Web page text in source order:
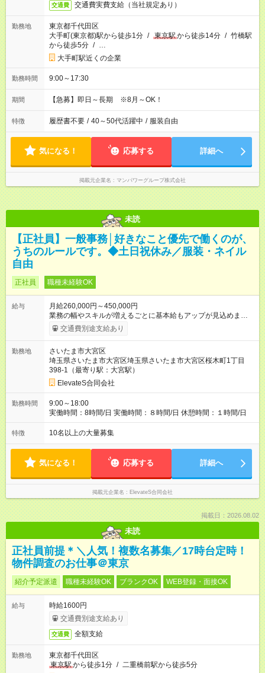
交通費 交通費実費支給（当社規定あり）
勤務地
東京都千代田区
大手町(東京都)駅から徒歩1分 / 東京駅から徒歩14分 / 竹橋駅
から徒歩5分 / …
大手町駅近くの企業
勤務時間 9:00～17:30
期間 【急募】即日～長期 ※8月～OK！
特徴 履歴書不要 / 40～50代活躍中 / 服装自由
気になる！ 応募する 詳細へ
掲載元企業名 マンパワーグループ株式会社
未読
【正社員】一般事務│好きなこと優先で働くのが、
うちのルールです。◆土日祝休み／服装・ネイル
自由
正社員 職種未経験OK
給与
月給260,000円～450,000円
業務の幅やスキルが増えるごとに基本給もアップが見込めま
す。 「頑張った分がきちんと評価される」環境で、着実に成長
しながら収入アップを目指せます◎ また、未経験から安心して
給与保証制度もご用意！ 資格取得支援制度も充実しており、受
験費用は会社が全額負担◎ 合格者（資格保有者）には資格手当
も支給しています！ ▼取得可能資格例 ・ITパスポート ・
MOS（Microsoft Office Specialist） ・CAD利用技術者試験 ・基
本情報技術者試験 ・AWS認定資格 ・CCNA など そのほかに
も…
交通費別途支給あり
勤務地
さいたま市大宮区
埼玉県さいたま市大宮区埼玉県さいたま市大宮区桜木町1丁目
398-1（最寄り駅：大宮駅）
ElevateS合同会社
勤務時間
9:00～18:00
実働時間：8時間/日 実働時間：８時間/日 休憩時間：１時間/日
特徴 10名以上の大量募集
気になる！ 応募する 詳細へ
掲載元企業名 ElevateS合同会社
掲載日：2026.08.02
未読
正社員前提＊＼人気！複数名募集／17時台定時！
物件調査のお仕事＠東京
紹介予定派遣 職種未経験OK ブランクOK WEB登録・面接OK
給与
時給1600円
交通費別途支給あり
交通費 全額支給
勤務地
東京都千代田区
東京駅から徒歩1分 / 二重橋前駅から徒歩5分